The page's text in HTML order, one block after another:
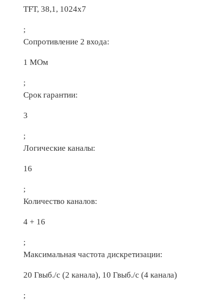
TFT, 38,1, 1024х7
;
Сопротивление 2 входа:
1 МОм
;
Срок гарантии:
3
;
Логические каналы:
16
;
Количество каналов:
4 + 16
;
Максимальная частота дискретизации:
20 Гвыб./с (2 канала), 10 Гвыб./с (4 канала)
;